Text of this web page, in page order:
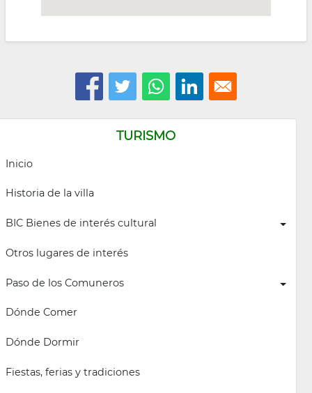
TURISMO
Inicio
Historia de la villa
BIC Bienes de interés cultural
Otros lugares de interés
Paso de los Comuneros
Dónde Comer
Dónde Dormir
Fiestas, ferias y tradiciones